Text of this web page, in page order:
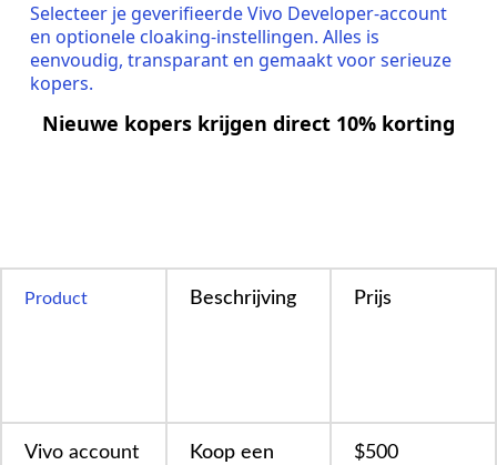
Selecteer je geverifieerde Vivo Developer-account
en optionele cloaking-instellingen. Alles is
eenvoudig, transparant en gemaakt voor serieuze
kopers.
Nieuwe kopers krijgen direct 10% korting
Product Beschrijving Prijs
Vivo account Koop een $500